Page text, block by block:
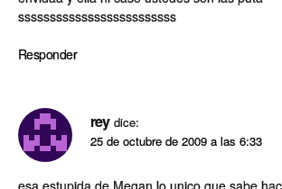
sssssssssssssssssssssssss
Responder
rey dice:
25 de octubre de 2009 a las 6:33